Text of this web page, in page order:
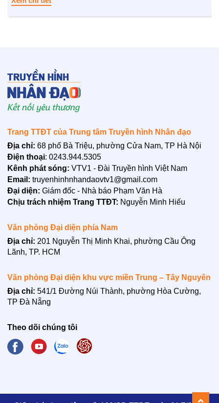
LIÊN HỆ
Trang TTĐT của Trung tâm Truyền hình Nhân đạo
Địa chỉ: 68 phố Bà Triệu, phường Cửa Nam, TP Hà Nội
Điện thoại: 0243.944.5305
Kênh phát sóng: VTV1 - Đài Truyền hình Việt Nam
Email: truyenhinhnhandaovtv1@gmail.com
Đại diện: Giám đốc - Nhà báo Phạm Văn Hà
Chịu trách nhiệm Trang TTĐT: Nguyễn Minh Hiếu
Văn phòng Đại diện phía Nam
Địa chỉ: 201 Nguyễn Thị Minh Khai, phường Cầu Ông
Lãnh, TP. HCM
Văn phòng Đại diện khu vực miền Trung – Tây Nguyên
Địa chỉ: 541/1 Đường Núi Thành, phường Hòa Cường,
TP Đà Nẵng
Theo dõi chúng tôi